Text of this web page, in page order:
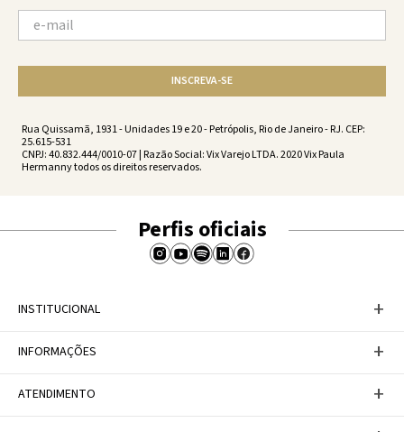
INSCREVA-SE
Rua Quissamã, 1931 - Unidades 19 e 20 - Petrópolis, Rio de Janeiro - RJ. CEP:
25.615-531
CNPJ: 40.832.444/0010-07 | Razão Social: Vix Varejo LTDA. 2020 Vix Paula
Hermanny todos os direitos reservados.
Perfis oficiais
INSTITUCIONAL +
A Marca
Trabalhe conosco
INFORMAÇÕES +
Política de Privacidade
ATENDIMENTO +